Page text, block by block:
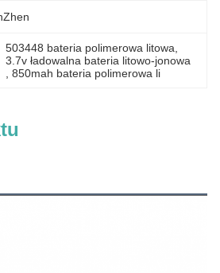
503448 bateria polimerowa litowa
3.7v ładowalna bateria litowo-jonowa
, 850mah bateria polimerowa li